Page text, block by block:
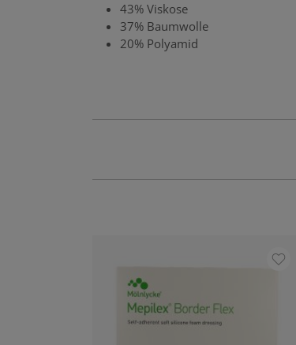
43% Viskose
37% Baumwolle
20% Polyamid